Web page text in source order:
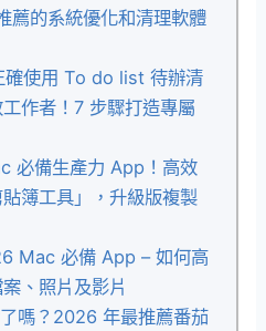
的系統優化和清理軟體
確使用 To do list 待辦清
作者！7 步驟打造專屬
必備生產力 App！高效
簿工具」，升級版複製
Mac 必備 App – 如何高
、照片及影片
嗎？2026 年最推薦番茄